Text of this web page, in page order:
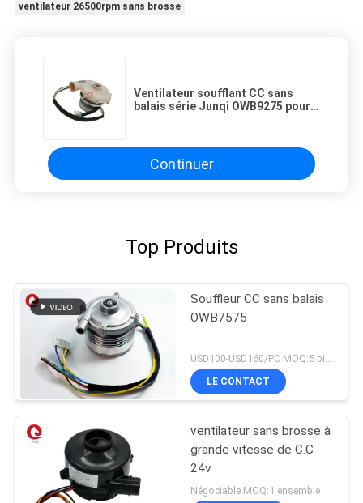
ventilateur 26500rpm sans brosse
Ventilateur soufflant CC sans
balais série Junqi OWB9275 pour
Continuer
Top Produits
Souffleur CC sans balais
OWB7575
USD100-USD160/PC MOQ:5 pièces (échantillon disponible)
LE CONTACT
ventilateur sans brosse à
grande vitesse de C.C
24v
Négociable MOQ:1 ensemble